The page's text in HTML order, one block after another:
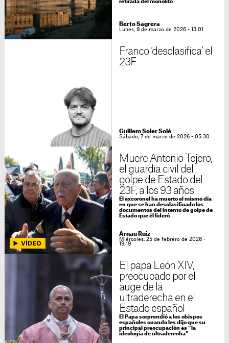
retirada del monolito
Berto Sagrera
Lunes, 9 de marzo de 2026 - 13:01
Franco ‘desclasifica’ el
23F
Guillem Soler Solé
Sábado, 7 de marzo de 2026 - 05:30
Muere Antonio Tejero,
el guardia civil del
golpe de Estado del
23F, a los 93 años
El excoronel ha muerto el mismo día
en que se han desclasificado los
documentos del intento de golpe de
Estado que él lideró
Arnau Ruiz
Miércoles, 25 de febrero de 2026 -
19:19
El papa León XIV,
preocupado por el
auge de la
ultraderecha en el
Estado español
El Papa sorprendió a los obispos
españoles cuando les dijo que su
principal preocupación es "la
ideología de ultraderecha"